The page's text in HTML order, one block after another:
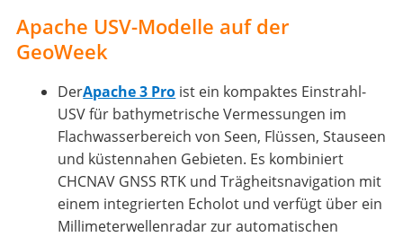
Apache USV-Modelle auf der
GeoWeek
DerApache 3 Pro ist ein kompaktes Einstrahl-
USV für bathymetrische Vermessungen im
Flachwasserbereich von Seen, Flüssen, Stauseen
und küstennahen Gebieten. Es kombiniert
CHCNAV GNSS RTK und Trägheitsnavigation mit
einem integrierten Echolot und verfügt über ein
Millimeterwellenradar zur automatischen